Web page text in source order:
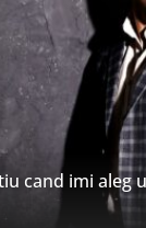
cand imi aleg